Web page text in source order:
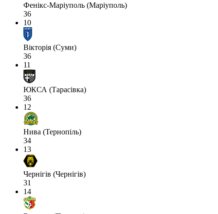
Фенікс-Маріуполь (Маріуполь)
36
10
Вікторія (Суми)
36
11
ЮКСА (Тарасівка)
36
12
Нива (Тернопіль)
34
13
Чернігів (Чернігів)
31
14